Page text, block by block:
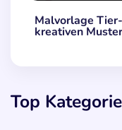
Malvorlage
kreativen
Top